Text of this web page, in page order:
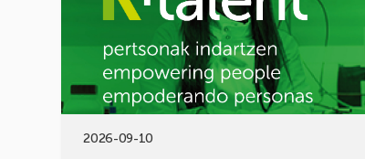
2026-09-10
teknologiarako
bokazioa
piztuz